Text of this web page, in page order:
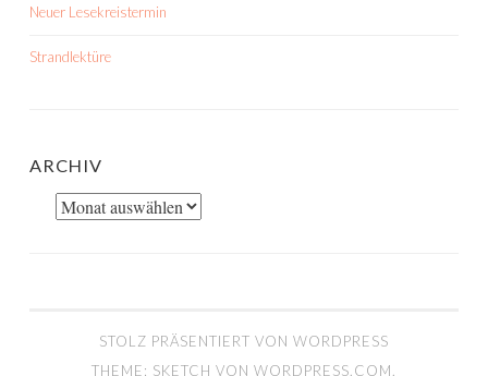
Neuer Lesekreistermin
Strandlektüre
ARCHIV
Archiv
STOLZ PRÄSENTIERT VON WORDPRESS
THEME: SKETCH VON WORDPRESS.COM